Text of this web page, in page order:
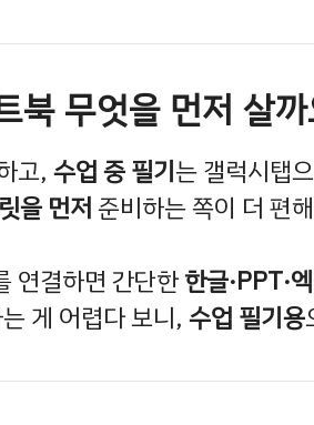
북 무엇을 먼저 살
고, 수업 중 필기는 갤럭시탭
을 먼저준비하는 쪽이 더 편
연결하면 간단한한글·PPT·
게 어렵다 보니, 수업 필기용